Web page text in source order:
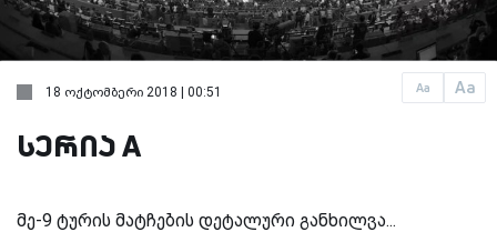
Aa Aa
18 ოქტომბერი 2018 | 00:51
სერია A
მე-9 ტურის მატჩების დეტალური განხილვა...